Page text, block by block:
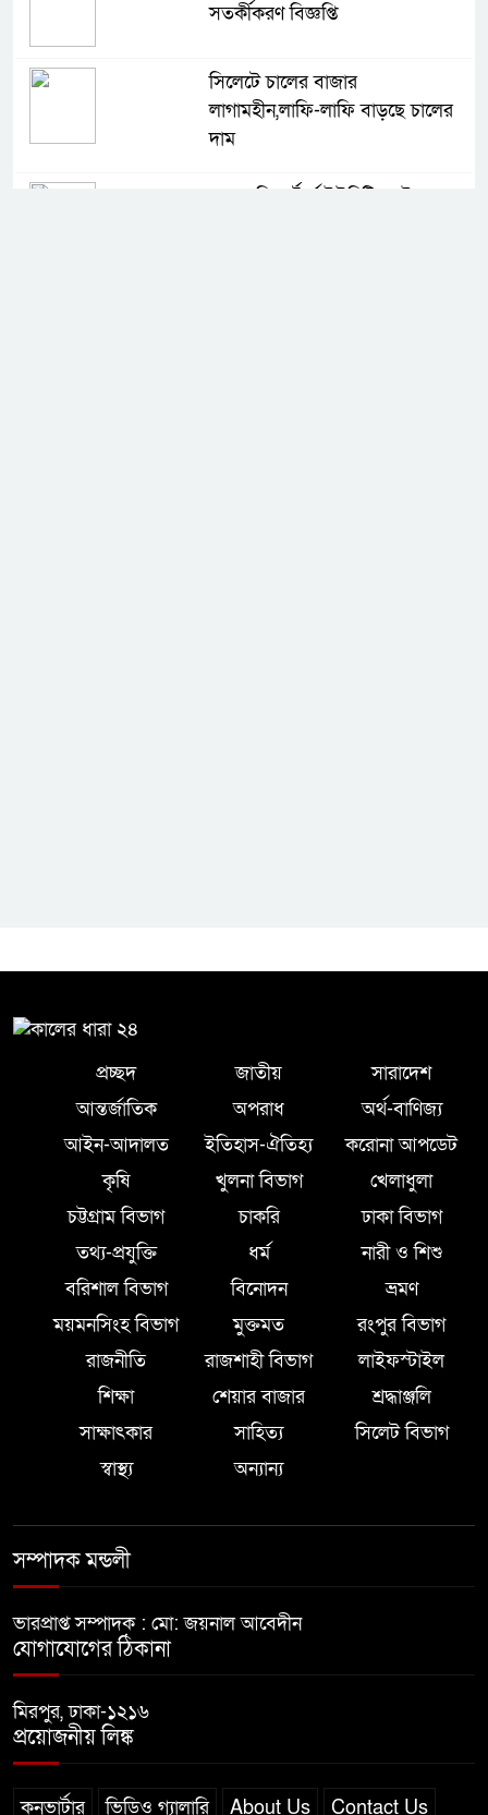
সতর্কীকরণ বিজ্ঞপ্তি
সিলেটে চালের বাজার
লাগামহীন,লাফি-লাফি বাড়ছে চালের
দাম
মাগুরা রিপোর্টার্স ইউনিটির দুই বছর
প্রচ্ছদ জাতীয়
সারাদেশ
আন্তর্জাতিক
অপরাধ
অর্থ-বাণিজ্য
আইন-আদালত
ইতিহাস-ঐতিহ্য
করোনা আপডেট
কৃষি
খুলনা বিভাগ
খেলাধুলা
চট্টগ্রাম বিভাগ
চাকরি
ঢাকা বিভাগ
তথ্য-প্রযুক্তি
ধর্ম
নারী ও শিশু
বরিশাল বিভাগ
বিনোদন
ভ্রমণ
ময়মনসিংহ বিভাগ
মুক্তমত
রংপুর বিভাগ
রাজনীতি
রাজশাহী বিভাগ
লাইফস্টাইল
শিক্ষা
শেয়ার বাজার
শ্রদ্ধাঞ্জলি
সাক্ষাৎকার
সাহিত্য
সিলেট বিভাগ
স্বাস্থ্য
অন্যান্য
সম্পাদক মন্ডলী
ভারপ্রাপ্ত সম্পাদক : মো: জয়নাল আবেদীন
যোগাযোগের ঠিকানা
মিরপুর, ঢাকা-১২১৬
প্রয়োজনীয় লিঙ্ক
কনভার্টার ভিডিও গ্যালারি About Us Contact Us